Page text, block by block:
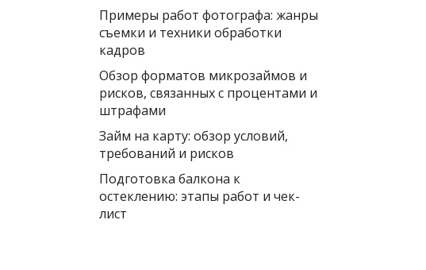
Примеры работ фотографа: жанры
съемки и техники обработки
кадров
Обзор форматов микрозаймов и
рисков, связанных с процентами и
штрафами
Займ на карту: обзор условий,
требований и рисков
Подготовка балкона к
остеклению: этапы работ и чек-
лист